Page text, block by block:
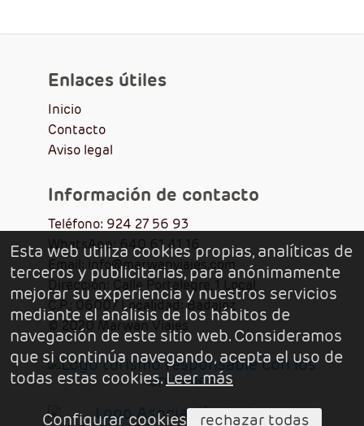
Atitlan)
+ info sitio web
Hotel Stofella Guatemala (Guatemala)
2 Avenida 12-28 (Ciudad de Guatemala)
+502 2410 8600
+ info sitio web
Enlaces útiles
Inicio
Contacto
Aviso legal
Información de contacto
Teléfono: 924 27 56 93
WhatsApp: 640 61 41 16
Email: info@marwanviajes.com
Dirección: Calle Portalegre, 1 Local
C.P.: 06007 Localidad: Badajoz
© 2020 Marwan Viajes
Esta web utiliza cookies propias, analíticas de
terceros y publicitarias, para anónimamente
mejorar su experiencia y nuestros servicios
mediante el análisis de los hábitos de
navegación de este sitio web. Consideramos
que si continúa navegando, acepta el uso de
todas estas cookies.Leer más
Configurar cookies
rechazar todas